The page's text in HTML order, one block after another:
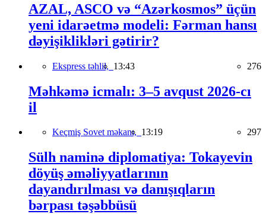
AZAL, ASCO və “Azərkosmos” üçün
yeni idarəetmə modeli: Fərman hansı
dəyişiklikləri gətirir?
Ekspress təhlil, 13:43 276
Məhkəmə icmalı: 3–5 avqust 2026-cı
il
Keçmiş Sovet məkanı, 13:19 297
Sülh naminə diplomatiya: Tokayevin
döyüş əməliyyatlarının
dayandırılması və danışıqların
bərpası təşəbbüsü